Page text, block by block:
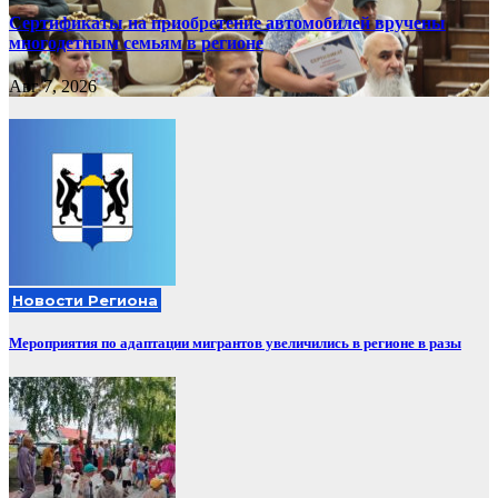
Сертификаты на приобретение автомобилей вручены
многодетным семьям в регионе
Авг 7, 2026
Новости Региона
Мероприятия по адаптации мигрантов увеличились в регионе в разы